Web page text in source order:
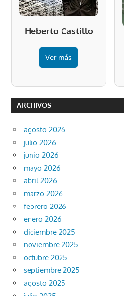
Heberto Castillo
Ver más
ARCHIVOS
agosto 2026
julio 2026
junio 2026
mayo 2026
abril 2026
marzo 2026
febrero 2026
enero 2026
diciembre 2025
noviembre 2025
octubre 2025
septiembre 2025
agosto 2025